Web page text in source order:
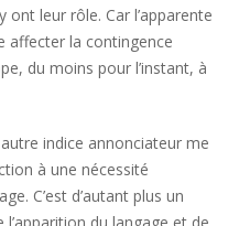
leur rôle. Car l’apparente
affecter la contingence
du moins pour l’instant, à
indice annonciateur me
à une nécessité
C’est d’autant plus un